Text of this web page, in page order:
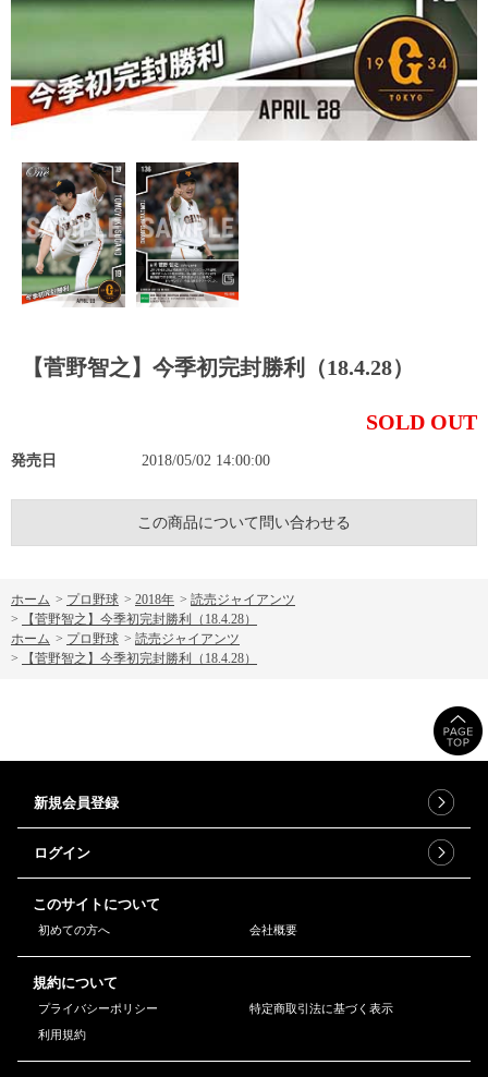
【菅野智之】今季初完封勝利（18.4.28）
SOLD OUT
発売日 2018/05/02 14:00:00
この商品について問い合わせる
ホーム > プロ野球 > 2018年 > 読売ジャイアンツ
>
【菅野智之】今季初完封勝利（18.4.28）
ホーム > プロ野球 > 読売ジャイアンツ
>
【菅野智之】今季初完封勝利（18.4.28）
新規会員登録
ログイン
このサイトについて
初めての方へ 会社概要
規約について
プライバシーポリシー
特定商取引法に基づく表示
利用規約